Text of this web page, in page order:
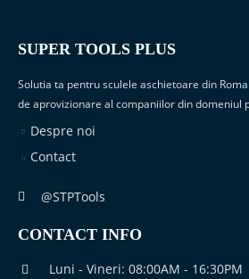
SUPER TOOLS PLUS
Solutia ta pentru sculele aschietoare din
de aprovizionare al companiilor din domeniul
Despre noi
Contact
@STPTools
CONTACT INFO
Luni - Vineri: 08:00AM - 16:30PM